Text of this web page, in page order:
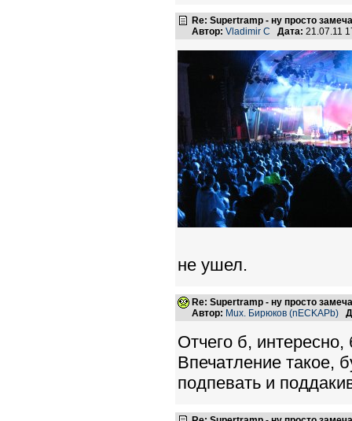
Re: Supertramp - ну просто
Автор: Vladimir C Дата: 21.07.11
не ушел.
Re: Supertramp - ну просто
Автор: Mux. Бирюков (nECKAPb)
Отчего б,
Впечатление такое,
подпевать и